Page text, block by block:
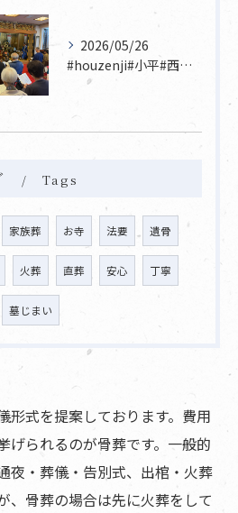
2026/05/26
#houzenji#小平#西東京市#東村山#立川市国分寺市寺...
Tags
家族葬 お寺 法要 遺骨
火葬 直葬 安心 丁寧
墓じまい
形式を提案しております。費用
げられるのが骨葬です。一般的
夜・葬儀・告別式、出棺・火葬
、骨葬の場合は先に火葬をして